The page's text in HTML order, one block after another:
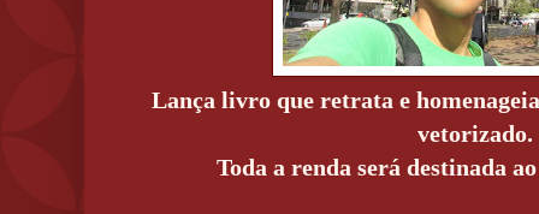
Lança livro que retrata e
vetorizado.
Toda a renda será destinada